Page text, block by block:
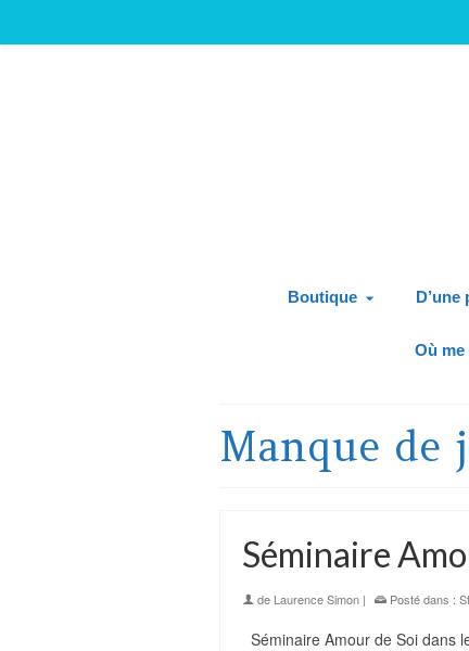
Boutique D’une
Où
Manque de
Séminaire
de Laurence Simon | Posté dans :
Séminaire Amour de Soi dans